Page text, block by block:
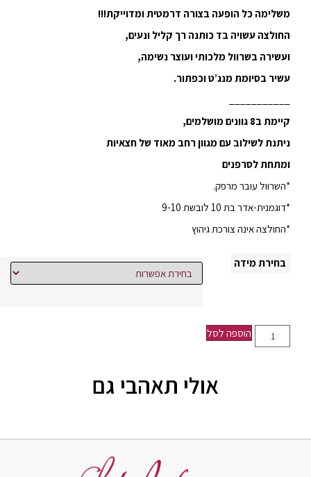
משלימה כל הופעה בצורה דרמטית ומדוייקת!!!
החולצה עשויה בד כותנה רך קליל ונעים,
ועשירה בשרוול מלכותי ועוצר נשימה,
עשיר בסיומת מנג’ט וכפתור.
קיימת ב8 גוונים מושלמים,
ניתנת לשילוב עם מגוון רחב מאוד של חצאיות
ומתחת לסרפנים
*השרוול עובר מרפק.
*דוגמנית-אדר בת 10 לובשת 9-10
*החולצה אינה צורכת גיהוץ
בחירת מידה
הוספה לסל
אולי תאהבי גם